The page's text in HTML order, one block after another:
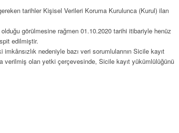
tarihler Kişisel Verileri Koruma Kurulunca (Kurul) ilan
olduğu görülmesine rağmen 01.10.2020 tarihi itibariyle henüz
edilmiştir.
nedeniyle bazı veri sorumlularının Sicile kayıt
verilmiş olan yetki çerçevesinde, Sicile kayıt yükümlülüğünü